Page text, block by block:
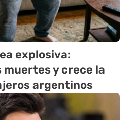
explosiva:
y crece la
argentinos